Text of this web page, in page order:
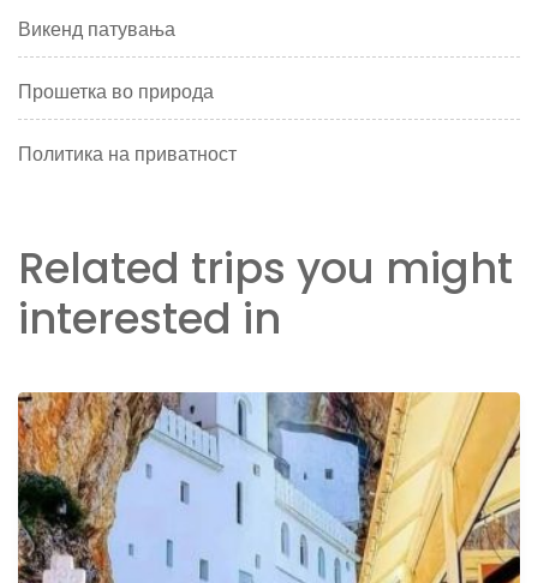
Викенд патувања
Прошетка во природа
Политика на приватност
Related trips you might
interested in